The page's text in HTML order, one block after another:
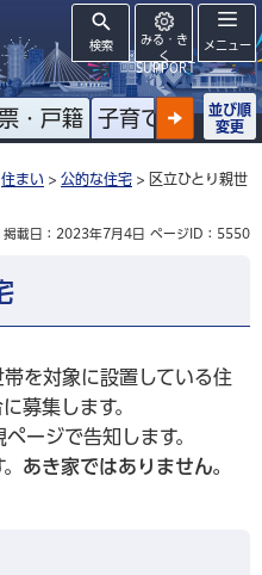
検索
みる・き
く
SUPPORT
メニュー
・戸籍 子育て 高齢者
並び順
変更
住まい > 公的な住宅 > 区立ひとり親世
掲載日：2023年7月4日 ページID：5550
を対象に設置している住
募集します。
ージで告知します。
あき家ではありません。